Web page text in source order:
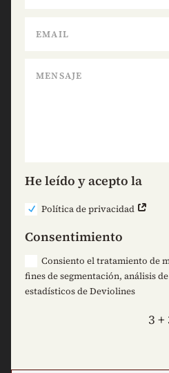
He leído y acepto la
Política de privacidad
Consentimiento
Consiento el tratamiento de
fines de segmentación, análisis
estadísticos de Deviolines
3 +